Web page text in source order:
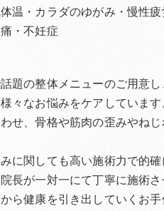
温・カラダのゆがみ・慢性
・不妊症
題の整体メニューのご用意
々なお悩みをケアしていま
せ、骨格や筋肉の歪みやね
に関しても高い施術力で的
長が一対一にて丁寧に施術
ら健康を引き出していくお